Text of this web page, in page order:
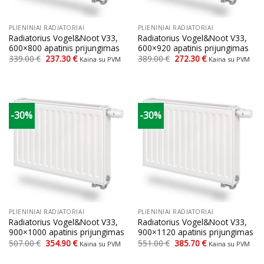
PLIENINIAI RADIATORIAI
Radiatorius Vogel&Noot V33,
600×800 apatinis prijungimas
339.00€ Original
price
237.30€Current
price
Kaina su PVM
PLIENINIAI RADIATORIAI
Radiatorius Vogel&Noot V33,
600×920 apatinis prijungimas
389.00€ Original
price
272.30€Current
price
Kaina su PVM
-30%
PLIENINIAI RADIATORIAI
Radiatorius Vogel&Noot V33,
900×1000 apatinis prijungimas
507.00€ Original
price
354.90€Current
price
Kaina su PVM
-30%
PLIENINIAI RADIATORIAI
Radiatorius Vogel&Noot V33,
900×1120 apatinis prijungimas
551.00€ Original
price
385.70€Current
price
Kaina su PVM